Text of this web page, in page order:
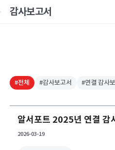
감사보고서
#전체 #감사보고서 #연결 감사
알서포트 2025년 연결 감
2026-03-19